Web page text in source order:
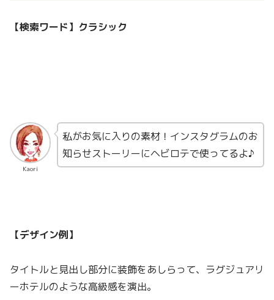
【検索ワード】クラシック
Kaori
私がお気に入りの素材！インスタグラムのお
知らせストーリーにヘビロテで使ってるよ♪
【デザイン例】
タイトルと見出し部分に装飾をあしらって、ラグジュアリ
ーホテルのような高級感を演出。